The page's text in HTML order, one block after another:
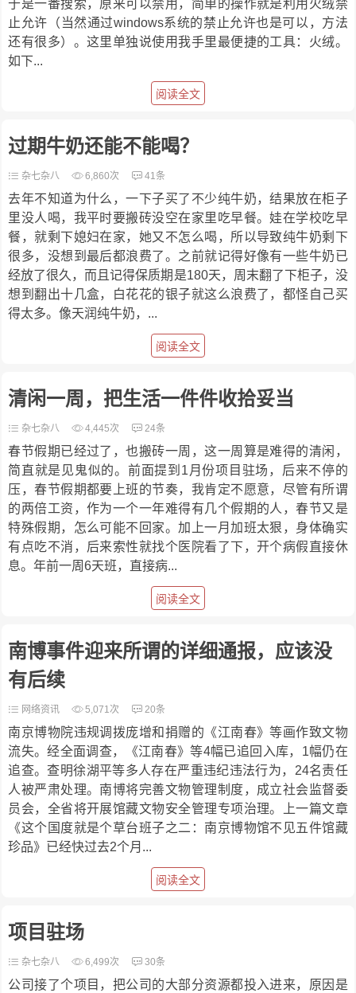
于是一番搜索，原来可以禁用，简单的操作就是利用火绒禁
止允许（当然通过windows系统的禁止允许也是可以，方法
还有很多）。这里单独说使用我手里最便捷的工具：火绒。
如下...
阅读全文
过期牛奶还能不能喝？
杂七杂八 6,860次 41条
去年不知道为什么，一下子买了不少纯牛奶，结果放在柜子
里没人喝，我平时要搬砖没空在家里吃早餐。娃在学校吃早
餐，就剩下媳妇在家，她又不怎么喝，所以导致纯牛奶剩下
很多，没想到最后都浪费了。之前就记得好像有一些牛奶已
经放了很久，而且记得保质期是180天，周末翻了下柜子，没
想到翻出十几盒，白花花的银子就这么浪费了，都怪自己买
得太多。像天润纯牛奶，...
阅读全文
清闲一周，把生活一件件收拾妥当
杂七杂八 4,445次 24条
春节假期已经过了，也搬砖一周，这一周算是难得的清闲，
简直就是见鬼似的。前面提到1月份项目驻场，后来不停的
压，春节假期都要上班的节奏，我肯定不愿意，尽管有所谓
的两倍工资，作为一个一年难得有几个假期的人，春节又是
特殊假期，怎么可能不回家。加上一月加班太狠，身体确实
有点吃不消，后来索性就找个医院看了下，开个病假直接休
息。年前一周6天班，直接病...
阅读全文
南博事件迎来所谓的详细通报，应该没
有后续
网络资讯 5,071次 20条
南京博物院违规调拨庞增和捐赠的《江南春》等画作致文物
流失。经全面调查，《江南春》等4幅已追回入库，1幅仍在
追查。查明徐湖平等多人存在严重违纪违法行为，24名责任
人被严肃处理。南博将完善文物管理制度，成立社会监督委
员会，全省将开展馆藏文物安全管理专项治理。上一篇文章
《这个国度就是个草台班子之二：南京博物馆不见五件馆藏
珍品》已经快过去2个月...
阅读全文
项目驻场
杂七杂八 6,499次 30条
公司接了个项目，把公司的大部分资源都投入进来，原因是